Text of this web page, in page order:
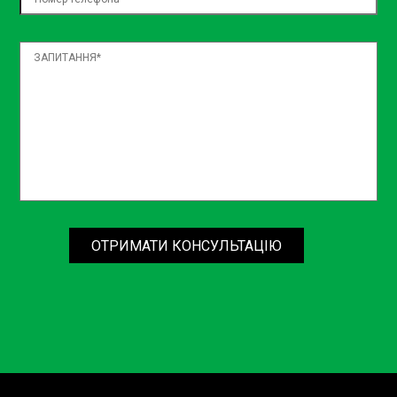
гальма до колодок і шківів.
точність та ефективність системи.
допомогу. Діагностика гальмівної системи авто є
виявити потенційні проблеми до того, як вони
стануть реальною загрозою для вашої безпеки.
щоб забезпечити її відповідність стандартам
ОТРИМАТИ КОНСУЛЬТАЦІЮ